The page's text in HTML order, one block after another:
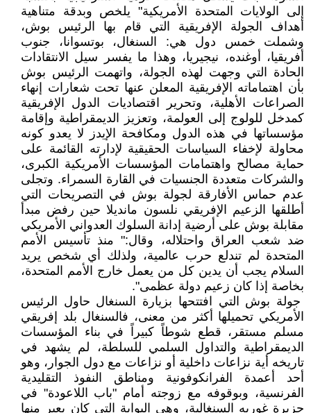
إلى الولايات المتحدة الأمريكية" يلخص وبدقة متناهية
أهداف الجولة الإفريقية التي قام بها الرئيس بوش،
وشملت خمس دول هي: السنغال، بوتسوانا، جنوب
أفريقيا، أوغنده، نيجيريا، وهذا ما يفسر سيل الانتقادات
الحادة التي وجهت لهذه الجولة، واتهمت الرئيس بوش
بأن اهتماماته الإفريقية المعلن عنها تحت شعارات إنهاء
الصراعات الأهلية، وتحرير اقتصاديات الدول الإفريقية
كمدخل للولوج إلى العولمة، وتعزيز الديمقراطية وإقامة
مؤسساتها في هذه الدول ومكافحة الإيدز لا يعدو كونه
محاولة لإخفاء السياسات الحقيقية لإدارته القائمة على
حماية مصالح واهتمامات المؤسسات الأمريكية الكبرى،
والشركات متعددة الجنسيات في القارة السمراء. وتجلى
عدم حماس الأفارقة لجولة بوش في التصريحات التي
أطلقها الزعيم الإفريقي نلسون مانديلا حين رفض مبدأ
مقابلة بوش على أرضية إدانة السلوك العدواني الأمريكي
ضد شعب العراق واحتلاله، وقال:" منذ تأسيس الأمم
المتحدة لم تندلع حرب عالمية، ولذلك أي شخص يريد
السلام يجب أن يدين كل من يعمل خارج الأمم المتحدة،
بخاصة إذا كان زعيم دولة عظمى".
جولة بوش التي افتتحها بزيارة السنغال حاول الرئيس
الأمريكي تحميلها أكثر من معنى، فالسنغال بلد إفريقي
مسلم مستقر، قطع شوطاً كبيراً في بناء المؤسسات
الديمقراطية والتداول السلمي للسلطة، لم يشهد في
تاريخه أية نزاعات داخلية أو نزاعات مع دول الجوار، وهو
أحد أعمدة الفرانكوفونية ومناطق النفوذ التقليدية
الفرنسية، وبوقوفه مع زوجته أمام "باب اللاعودة" في
جزيرة غوريه السنغالية، وهي البوابة التي كان يعبر منها